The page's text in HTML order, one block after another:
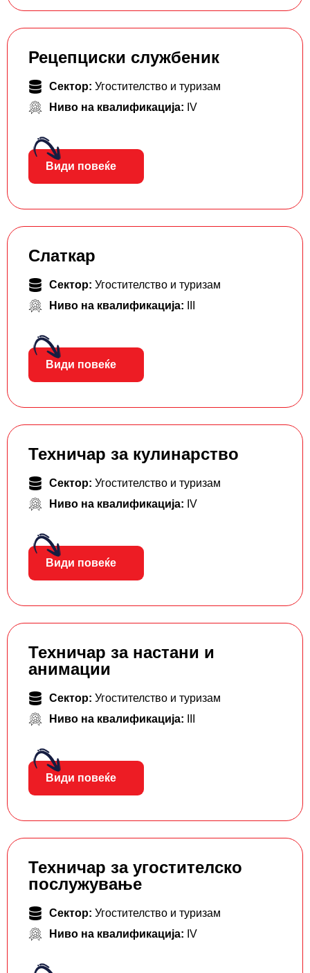
Рецепциски службеник
Сектор: Угостителство и туризам
Ниво на квалификација: IV
Види повеќе
Слаткар
Сектор: Угостителство и туризам
Ниво на квалификација:
Види повеќе
Техничар за кулинарство
Сектор: Угостителство и туризам
Ниво на квалификација: IV
Види повеќе
Техничар за настани и
анимации
Сектор: Угостителство и туризам
Ниво на квалификација:
Види повеќе
Техничар за угостителско
послужување
Сектор: Угостителство и туризам
Ниво на квалификација: IV